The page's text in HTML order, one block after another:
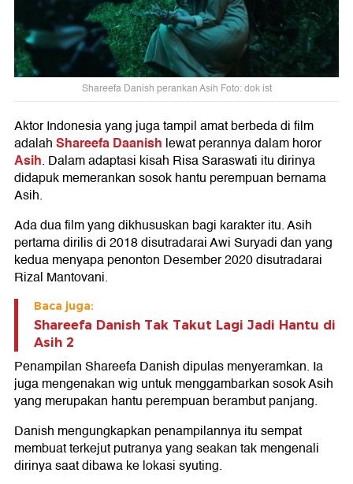
Shareefa Danish perankan Asih Foto: dok ist
Aktor Indonesia yang juga tampil amat berbeda di film
adalahShareefa Daanish lewat perannya dalam horor
Asih. Dalam adaptasi kisah Risa Saraswati itu dirinya
didapuk memerankan sosok hantu perempuan bernama
Asih.
Ada dua film yang dikhususkan bagi karakter itu. Asih
pertama dirilis di 2018 disutradarai Awi Suryadi dan yang
kedua menyapa penonton Desember 2020 disutradarai
Rizal Mantovani.
Baca juga:
Shareefa Danish Tak Takut Lagi Jadi Hantu di
Asih 2
Penampilan Shareefa Danish dipulas menyeramkan. Ia
juga mengenakan wig untuk menggambarkan sosok Asih
yang merupakan hantu perempuan berambut panjang.
Danish mengungkapkan penampilannya itu sempat
membuat terkejut putranya yang seakan tak mengenali
dirinya saat dibawa ke lokasi syuting.